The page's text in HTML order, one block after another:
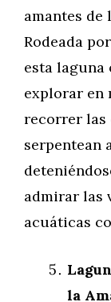
amantes de
Rodeada
esta
explorar en
recorrer las
serpentean
admirar las
acuáticas
la